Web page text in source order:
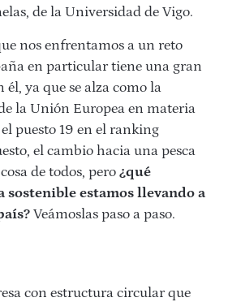
de la Universidad de Vigo.
nos enfrentamos a un reto
en particular tiene una gran
ya que se alza como la
la Unión Europea en materia
puesto 19 en el ranking
el cambio hacia una pesca
de todos, pero ¿qué
sostenible estamos llevando a
Veámoslas paso a paso.
con estructura circular que